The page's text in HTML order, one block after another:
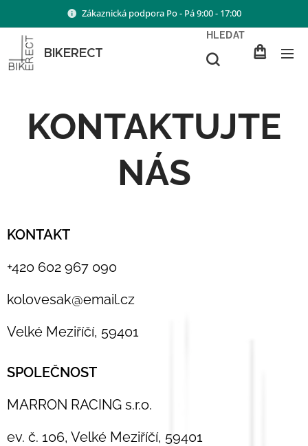
Zákaznická podpora Po - Pá 9:00 - 17:00
BIKERECT
HLEDAT
KONTAKTUJTE
NÁS
KONTAKT
+420 602 967 090
kolovesak@email.cz
Velké Meziříčí, 59401
SPOLEČNOST
MARRON RACING s.r.o.
ev. č. 106, Velké Meziříčí, 59401